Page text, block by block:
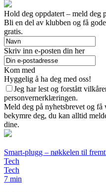
Hold deg oppdatert – meld deg
Bli en del av klubben og få
gratis.
Skriv inn e-posten din her
Kom med
Hyggelig å ha deg med oss!
Jeg har lest og forstått
personvernerklæringen.
Meld deg på nyhetsbrevet og
bekymre deg, du kan alltid
dine.
Smart-plugg – nøkkelen til
Tech
Tech
7 min